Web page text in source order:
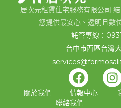
居次元租賃住宅服務有限公司
您提供最安心、透明且數
託管專線：
台中市西區台灣
關於我們
情報中心
聯絡我們